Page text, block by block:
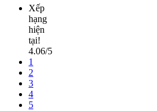
Xếp
hạng
hiện
tại!
4.06/5
1
2
3
4
5